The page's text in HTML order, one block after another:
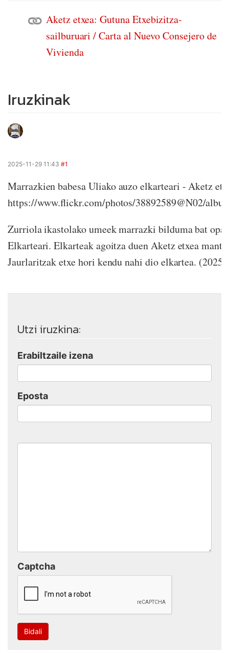
Aketz etxea: Gutuna Etxebizitza-
sailburuari / Carta al Nuevo Consejero de
Vivienda
Iruzkinak
2025-11-29 11:43 #1
Marrazkien babesa Uliako auzo elkarteari - Aketz
https://www.flickr.com/photos/38892589@N02/
Zurriola ikastolako umeek marrazki bilduma bat
Elkarteari. Elkarteak agoitza duen Aketz etxea
Jaurlaritzak etxe hori kendu nahi dio elkartea. (2025).
Utzi iruzkina:
Erabiltzaile izena
Eposta
Captcha
Bidali